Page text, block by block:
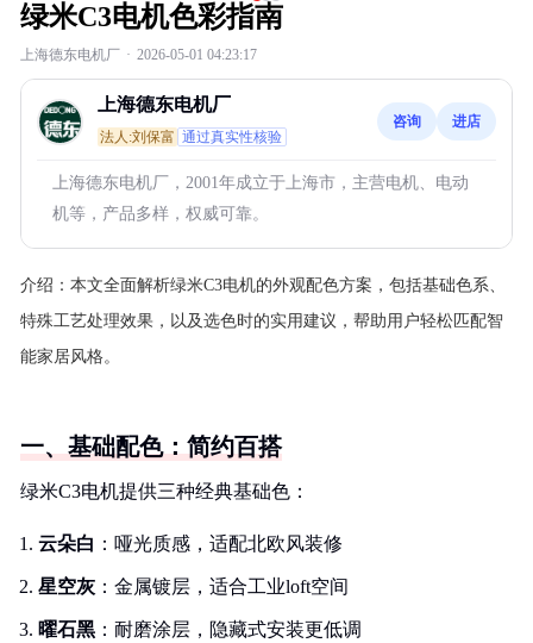
绿米C3电机色彩指南
上海德东电机厂 · 2026-05-01 04:23:17
上海德东电机厂
法人:刘保富 通过真实性核验
咨询 进店
上海德东电机厂，2001年成立于上海市，主营电机、电动
机等，产品多样，权威可靠。
介绍： 本文全面解析绿米C3电机的外观配色方案，包括基础色系、
特殊工艺处理效果，以及选色时的实用建议，帮助用户轻松匹配智
能家居风格。
一、基础配色：简约百搭
绿米C3电机提供三种经典基础色：
云朵白 ：哑光质感，适配北欧风装修
星空灰 ：金属镀层，适合工业loft空间
曜石黑 ：耐磨涂层，隐藏式安装更低调